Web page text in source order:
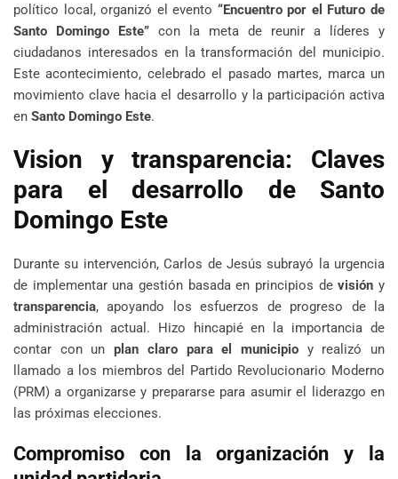
político local, organizó el evento “Encuentro por el Futuro de
Santo Domingo Este” con la meta de reunir a líderes y
ciudadanos interesados en la transformación del municipio.
Este acontecimiento, celebrado el pasado martes, marca un
movimiento clave hacia el desarrollo y la participación activa
en Santo Domingo Este.
Vision y transparencia: Claves
para el desarrollo de Santo
Domingo Este
Durante su intervención, Carlos de Jesús subrayó la urgencia
de implementar una gestión basada en principios devisión y
transparencia, apoyando los esfuerzos de progreso de la
administración actual. Hizo hincapié en la importancia de
contar con unplan claro para el municipioy realizó un
llamado a los miembros del Partido Revolucionario Moderno
(PRM) a organizarse y prepararse para asumir el liderazgo en
las próximas elecciones.
Compromiso con la organización y la